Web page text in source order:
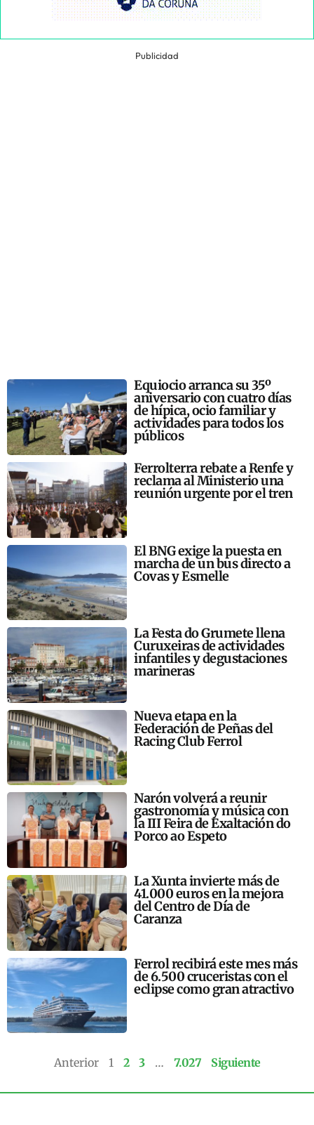
Publicidad
Equiocio arranca su 35º
aniversario con cuatro días
de hípica, ocio familiar y
actividades para todos los
públicos
Ferrolterra rebate a Renfe y
reclama al Ministerio una
reunión urgente por el tren
El BNG exige la puesta en
marcha de un bus directo a
Covas y Esmelle
La Festa do Grumete llena
Curuxeiras de actividades
infantiles y degustaciones
marineras
Nueva etapa en la
Federación de Peñas del
Racing Club Ferrol
Narón volverá a reunir
gastronomía y música con
la III Feira de Exaltación do
Porco ao Espeto
La Xunta invierte más de
41.000 euros en la mejora
del Centro de Día de
Caranza
Ferrol recibirá este mes más
de 6.500 cruceristas con el
eclipse como gran atractivo
Anterior 1 2 3 … 7.027 Siguiente